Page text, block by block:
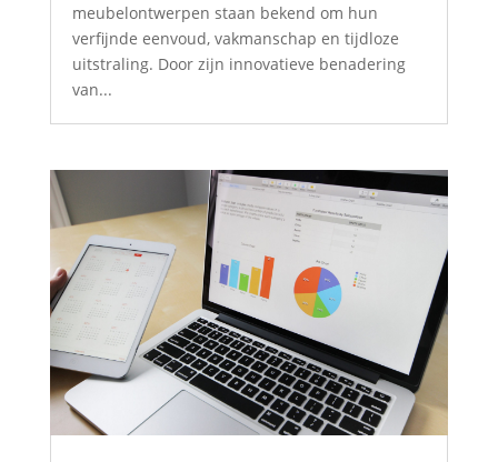
meubelontwerpen staan bekend om hun
verfijnde eenvoud, vakmanschap en tijdloze
uitstraling. Door zijn innovatieve benadering
van...